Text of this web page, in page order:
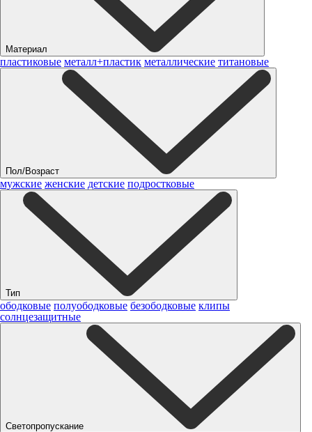
Материал
пластиковые металл+пластик металлические титановые
Пол/Возраст
мужские женские детские подростковые
Тип
ободковые полуободковые безободковые клипы
солнцезащитные
Светопропускание